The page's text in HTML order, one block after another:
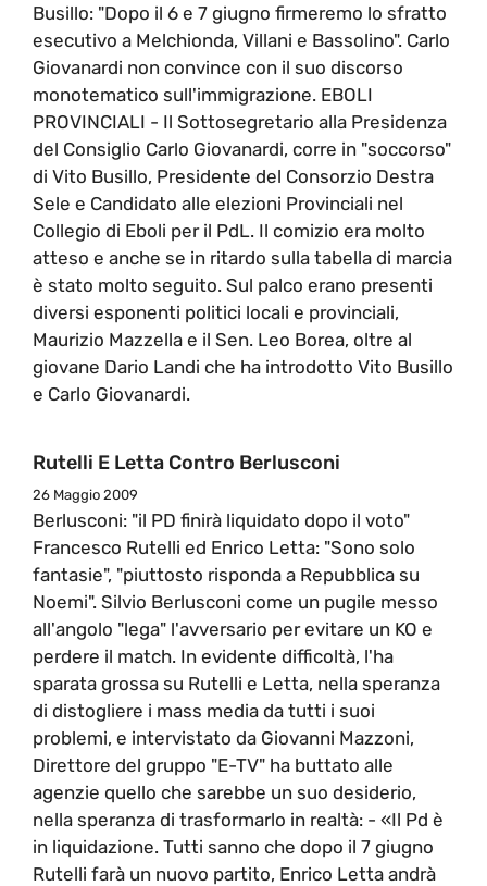
Busillo: "Dopo il 6 e 7 giugno firmeremo lo sfratto
esecutivo a Melchionda, Villani e Bassolino". Carlo
Giovanardi non convince con il suo discorso
monotematico sull'immigrazione. EBOLI
PROVINCIALI - Il Sottosegretario alla Presidenza
del Consiglio Carlo Giovanardi, corre in "soccorso"
di Vito Busillo, Presidente del Consorzio Destra
Sele e Candidato alle elezioni Provinciali nel
Collegio di Eboli per il PdL. Il comizio era molto
atteso e anche se in ritardo sulla tabella di marcia
è stato molto seguito. Sul palco erano presenti
diversi esponenti politici locali e provinciali,
Maurizio Mazzella e il Sen. Leo Borea, oltre al
giovane Dario Landi che ha introdotto Vito Busillo
e Carlo Giovanardi.
Rutelli E Letta Contro Berlusconi
26 Maggio 2009
Berlusconi: "il PD finirà liquidato dopo il voto"
Francesco Rutelli ed Enrico Letta: "Sono solo
fantasie", "piuttosto risponda a Repubblica su
Noemi". Silvio Berlusconi come un pugile messo
all'angolo "lega" l'avversario per evitare un KO e
perdere il match. In evidente difficoltà, l'ha
sparata grossa su Rutelli e Letta, nella speranza
di distogliere i mass media da tutti i suoi
problemi, e intervistato da Giovanni Mazzoni,
Direttore del gruppo "E-TV" ha buttato alle
agenzie quello che sarebbe un suo desiderio,
nella speranza di trasformarlo in realtà: - «Il Pd è
in liquidazione. Tutti sanno che dopo il 7 giugno
Rutelli farà un nuovo partito, Enrico Letta andrà